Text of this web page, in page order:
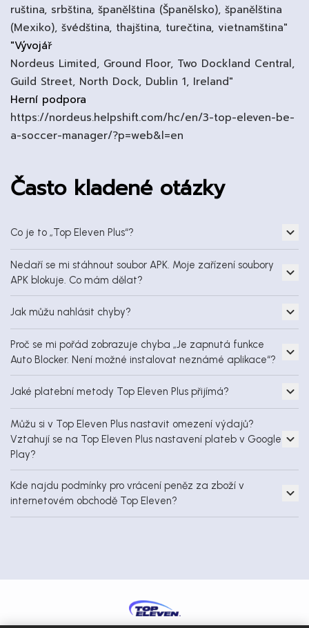
ruština, srbština, španělština (Španělsko), španělština
(Mexiko), švédština, thajština, turečtina, vietnamština"
"Vývojář
Nordeus Limited, Ground Floor, Two Dockland Central,
Guild Street, North Dock, Dublin 1, Ireland"
Herní podpora
https://nordeus.helpshift.com/hc/en/3-top-eleven-be-
a-soccer-manager/?p=web&l=en
Často kladené otázky
Co je to „Top Eleven Plus“?
Nedaří se mi stáhnout soubor APK. Moje zařízení soubory
APK blokuje. Co mám dělat?
Jak můžu nahlásit chyby?
Proč se mi pořád zobrazuje chyba „Je zapnutá funkce
Auto Blocker. Není možné instalovat neznámé aplikace“?
Jaké platební metody Top Eleven Plus přijímá?
Můžu si v Top Eleven Plus nastavit omezení výdajů?
Vztahují se na Top Eleven Plus nastavení plateb v Google
Play?
Kde najdu podmínky pro vrácení peněz za zboží v
internetovém obchodě Top Eleven?